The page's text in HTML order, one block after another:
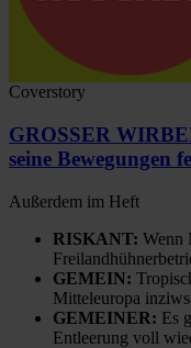
Coverstory
GROSSER
seine Bewegungen
Außerdem im Heft
RISKANT: Wenn
GEMEIN:
Mitteleuropa
GEMEINER: Es
Entleerung voll